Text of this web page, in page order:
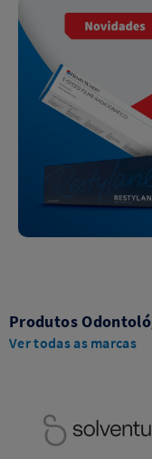
Produtos
Ver todas as marcas